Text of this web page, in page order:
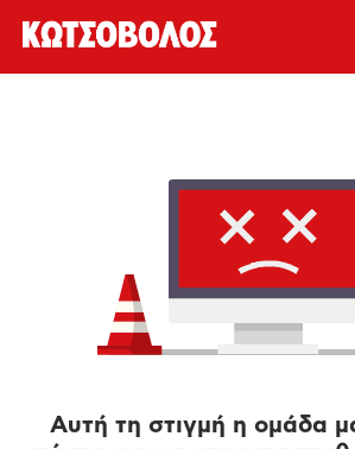
Αυτή τη στιγμή η ομάδα